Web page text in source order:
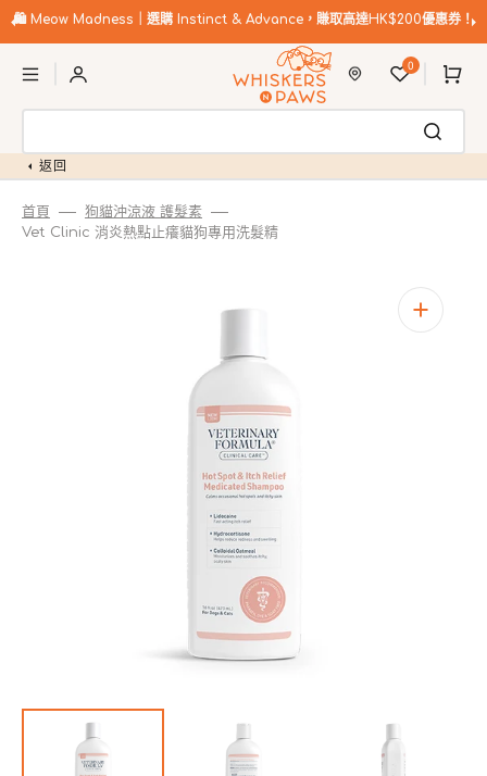
至
容
🛍️ Meow Madness｜選購 Instinct & Advance，賺取高達HK$200優惠券！
0
購
物
返回
首頁
狗貓沖涼液 護髮素
Vet Clinic 消炎熱點止癢貓狗專用洗髮精
開
啟
圖
庫
檢
視
中
的
精
媒
體
檔